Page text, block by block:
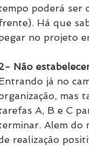
poderá ser
Há que
no projeto
Não
já no
mas
A, B e C
Alem do
realização